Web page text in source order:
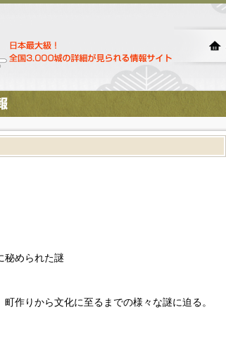
秘められた謎
作りから文化に至るまでの様々な謎に迫る。